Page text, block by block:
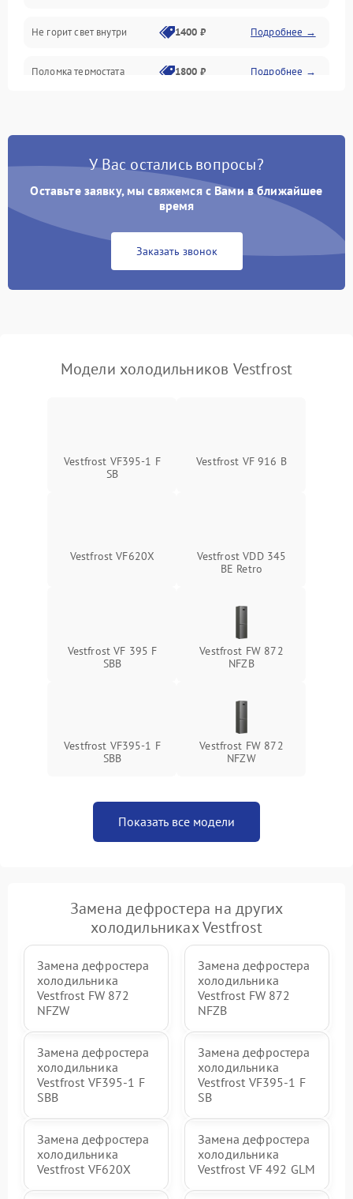
Не горит свет внутри 1400 ₽ Подробнее →
Поломка термостата 1800 ₽ Подробнее →
Образование конденсата
1800 ₽ Подробнее →
Сбой в работе инвертора
работе
2000 ₽ Подробнее →
У Вас остались вопросы?
Оставьте заявку, мы свяжемся с Вами в ближайшее
время
Заказать звонок
Модели холодильников Vestfrost
Vestfrost VF395-1 F
SB
Vestfrost VF 916 B
Vestfrost VF620X
Vestfrost VDD 345
BE Retro
Vestfrost VF 395 F
SBB
Vestfrost FW 872
NFZВ
Vestfrost VF395-1 F
SBB
Vestfrost FW 872
NFZW
Показать все модели
Замена дефростера на других
холодильниках Vestfrost
Замена дефростера
холодильника
Vestfrost FW 872
NFZW
Замена дефростера
холодильника
Vestfrost FW 872
NFZВ
Замена дефростера
холодильника
Vestfrost VF395-1 F
SBB
Замена дефростера
холодильника
Vestfrost VF395-1 F
SB
Замена дефростера
холодильника
Vestfrost VF620X
Замена дефростера
холодильника
Vestfrost VF 492 GLM